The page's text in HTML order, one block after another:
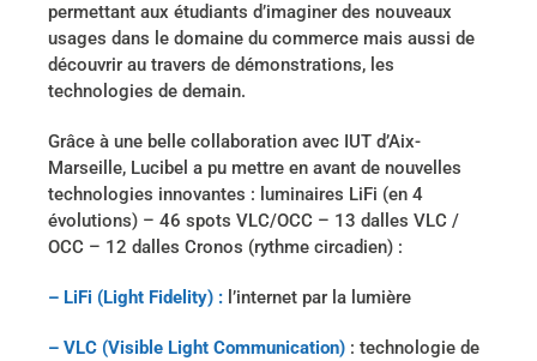
permettant aux étudiants d’imaginer des nouveaux
usages dans le domaine du commerce mais aussi de
découvrir au travers de démonstrations, les
technologies de demain.
Grâce à une belle collaboration avec IUT d’Aix-
Marseille, Lucibel a pu mettre en avant de nouvelles
technologies innovantes : luminaires LiFi (en 4
évolutions) – 46 spots VLC/OCC – 13 dalles VLC /
OCC – 12 dalles Cronos (rythme circadien) :
– LiFi (Light Fidelity) : l’internet par la lumière
– VLC (Visible Light Communication) : technologie de